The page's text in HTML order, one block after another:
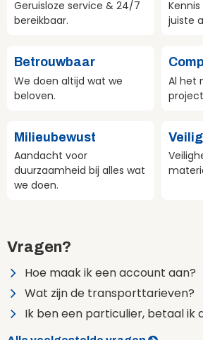
Geruisloze service & 24/7
bereikbaar.
juiste
Betrouwbaar
We doen altijd wat we
beloven.
Al het
Milieubewust
Aandacht voor
duurzaamheid bij alles wat
we doen.
Veilig
Vragen?
Hoe maak ik een account aan?
Wat zijn de transporttarieven?
Ik ben een particulier, betaal ik